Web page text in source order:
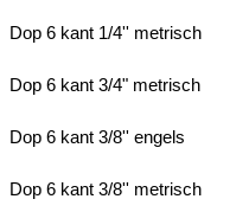
Dop 6 kant 1/4'' metrisch
Dop 6 kant 3/4" metrisch
Dop 6 kant 3/8'' engels
Dop 6 kant 3/8'' metrisch